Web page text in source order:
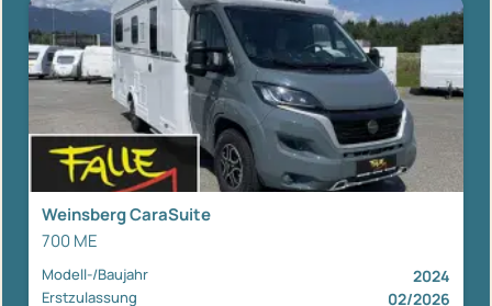
Weinsberg CaraSuite
700 ME
Modell-/Baujahr 2024
Erstzulassung 02/2026